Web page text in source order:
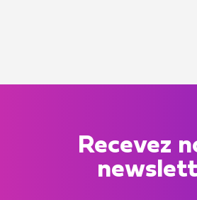
Recevez